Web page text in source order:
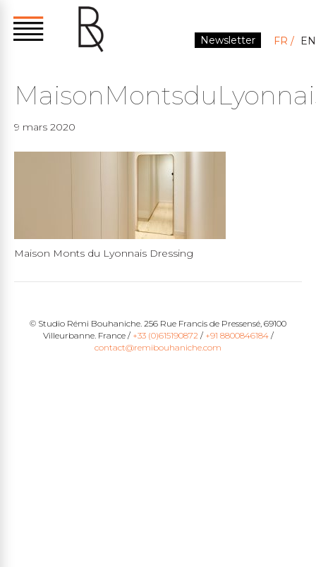
Newsletter FR EN
9 mars 2020
Maison Monts du Lyonnais Dressing
© Studio Rémi Bouhaniche. 256 Rue Francis de Pressensé, 69100
Villeurbanne. France / +33 (0)615190872/ +91 8800846184/
contact@remibouhaniche.com